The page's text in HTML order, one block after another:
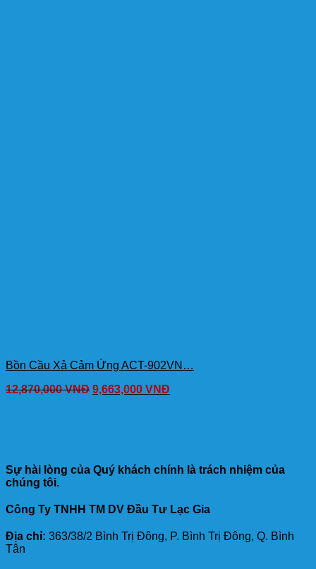
Bồn Cầu Xả Cảm Ứng ACT-902VN…
12,870,000VNĐ 9,663,000 VNĐ
Sự hài lòng của Quý khách chính là trách nhiệm của
chúng tôi.
Công Ty TNHH TM DV Đầu Tư Lạc Gia
Địa chỉ: 363/38/2 Bình Trị Đông, P. Bình Trị Đông, Q. Bình
Tân